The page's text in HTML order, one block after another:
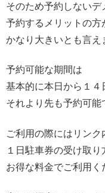
そのため予約しないデ
予約するメリットの方
かなり大きいとも言え
予約可能な期間は
基本的に本日から１４
それより先も予約可能
ご利用の際にはリンク
１日駐車券の受け取り
お得な料金でご利用く